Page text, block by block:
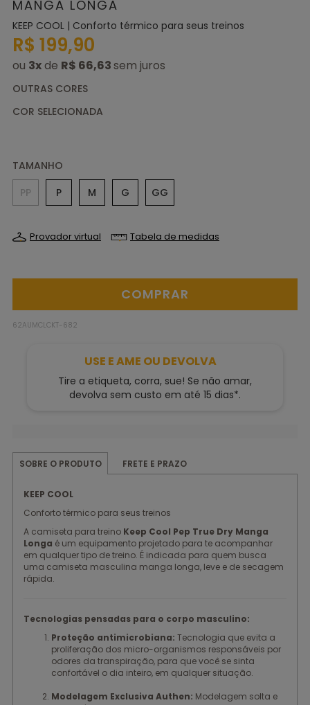
MANGA LONGA
KEEP COOL | Conforto térmico para seus treinos
R$ 199,90
ou 3xde R$ 66,63
OUTRAS CORES
TAMANHO
PP
P M G GG
Provador virtual Tabela de medidas
62AUMCLCKT-682
USE E AME OU DEVOLVA
Tire a etiqueta, corra, sue! Se não amar,
devolva sem custo em até 15 dias*.
SOBRE O PRODUTO FRETE E PRAZO
KEEP COOL
Conforto térmico para seus treinos
A camiseta para treino Keep Cool Pep True Dry Manga
Longa é um equipamento projetado para te acompanhar
em qualquer tipo de treino. É indicada para quem busca
uma camiseta masculina manga longa, leve e de secagem
rápida.
Tecnologias pensadas para o corpo masculino:
Proteção antimicrobiana: Tecnologia que evita a
proliferação dos micro-organismos responsáveis por
odores da transpiração, para que você se sinta
confortável o dia inteiro, em qualquer situação.
Modelagem Exclusiva Authen: Modelagem solta e